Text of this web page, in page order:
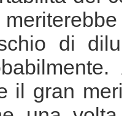
di
il gran